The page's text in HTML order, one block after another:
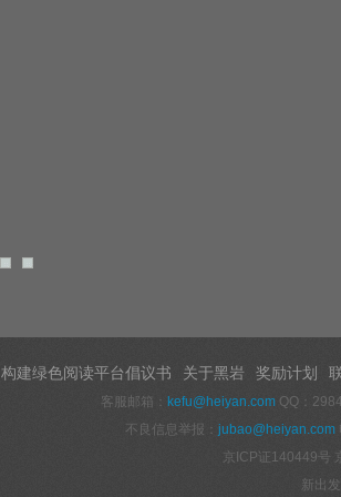
构建绿色阅读平台倡议书 关于黑岩 奖励计划
客服邮箱： kefu@heiyan.com QQ：
不良信息举报： jubao@heiyan.com
京ICP证140449号
新出